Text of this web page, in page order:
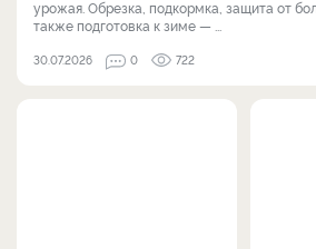
урожая. Обрезка, подкормка, защита от
также подготовка к зиме — ...
30.07.2026 0 722